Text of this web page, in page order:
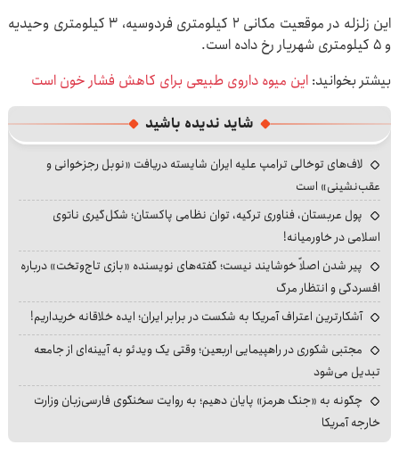
این زلزله در موقعیت مکانی ۲ کیلومتری فردوسیه، ۳ کیلومتری وحیدیه
و ۵ کیلومتری شهریار رخ داده است.
بیشتر بخوانید: این میوه داروی طبیعی برای کاهش فشار خون است
شاید ندیده باشید
لاف‌های توخالی ترامپ علیه ایران شایسته دریافت «نوبل رجزخوانی و
عقب‌نشینی» است
پول عربستان، فناوری ترکیه، توان نظامی پاکستان؛ شکل‌گیری ناتوی
اسلامی در خاورمیانه!
پیر شدن اصلاً خوشایند نیست؛ گفته‌های نویسنده «بازی تاج‌وتخت» درباره
افسردگی و انتظار مرگ
آشکارترین اعتراف آمریکا به شکست در برابر ایران؛ ایده خلاقانه خریداریم!
مجتبی شکوری در راهپیمایی اربعین؛ وقتی یک ویدئو به آیینه‌ای از جامعه
تبدیل می‌شود
چگونه به «جنگ هرمز» پایان دهیم؛ به روایت سخنگوی فارسی‌زبان وزارت
خارجه آمریکا